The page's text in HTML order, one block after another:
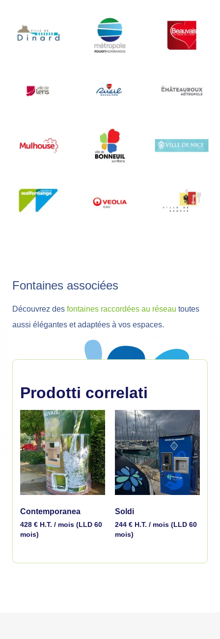
Fontaines associées
Découvrez des fontaines raccordées au réseau toutes
aussi élégantes et adaptées à vos espaces.
Prodotti correlati
Contemporanea
428 € H.T. / mois (LLD 60
mois)
Soldi
244 € H.T. / mois (LLD 60
mois)